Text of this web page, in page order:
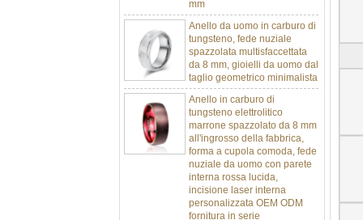
Anello da uomo in carburo di
tungsteno, fede nuziale
spazzolata multisfaccettata
da 8 mm, gioielli da uomo dal
taglio geometrico minimalista
Anello in carburo di
tungsteno elettrolitico
marrone spazzolato da 8 mm
all'ingrosso della fabbrica,
forma a cupola comoda, fede
nuziale da uomo con parete
interna rossa lucida,
incisione laser interna
personalizzata OEM ODM
fornitura in serie